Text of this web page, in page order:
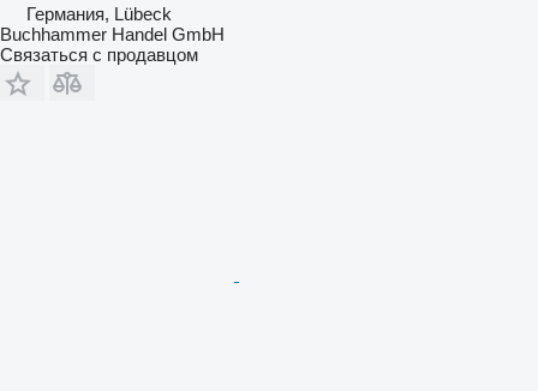
Германия, Lübeck
Buchhammer Handel GmbH
Связаться с продавцом